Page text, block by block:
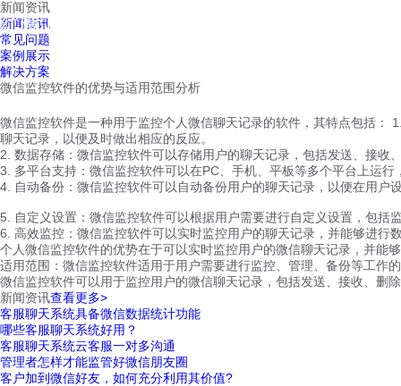
红鹰工作手机
新闻资讯
新闻资讯
常见问题
案例展示
解决方案
微信监控软件的优势与适用范围分析
微信监控软件是一种用于监控个人微信聊天记录的软件，其特点包括：
聊天记录，以便及时做出相应的反应。
2. 数据存储：微信监控软件可以存储用户的聊天记录，包括发送、接
3. 多平台支持：微信监控软件可以在PC、手机、平板等多个平台上运
4. 自动备份：微信监控软件可以自动备份用户的聊天记录，以便在用户
5. 自定义设置：微信监控软件可以根据用户需要进行自定义设置，包
6. 高效监控：微信监控软件可以实时监控用户的聊天记录，并能够进行
个人微信监控软件的优势在于可以实时监控用户的微信聊天记录，并能
适用范围：微信监控软件适用于用户需要进行监控、管理、备份等工作
微信监控软件可以用于监控用户的微信聊天记录，包括发送、接收、删
新闻资讯查看更多>
客服聊天系统具备微信数据统计功能
哪些客服聊天系统好用？
客服聊天系统云客服一对多沟通
管理者怎样才能监管好微信朋友圈
客户加到微信好友，如何充分利用其价值?